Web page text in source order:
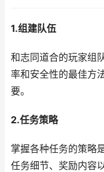
1.组建队伍
和志同道合的玩家组
率和安全性的最佳方
要。
2.任务策略
掌握各种任务的策略
任务细节、奖励内容